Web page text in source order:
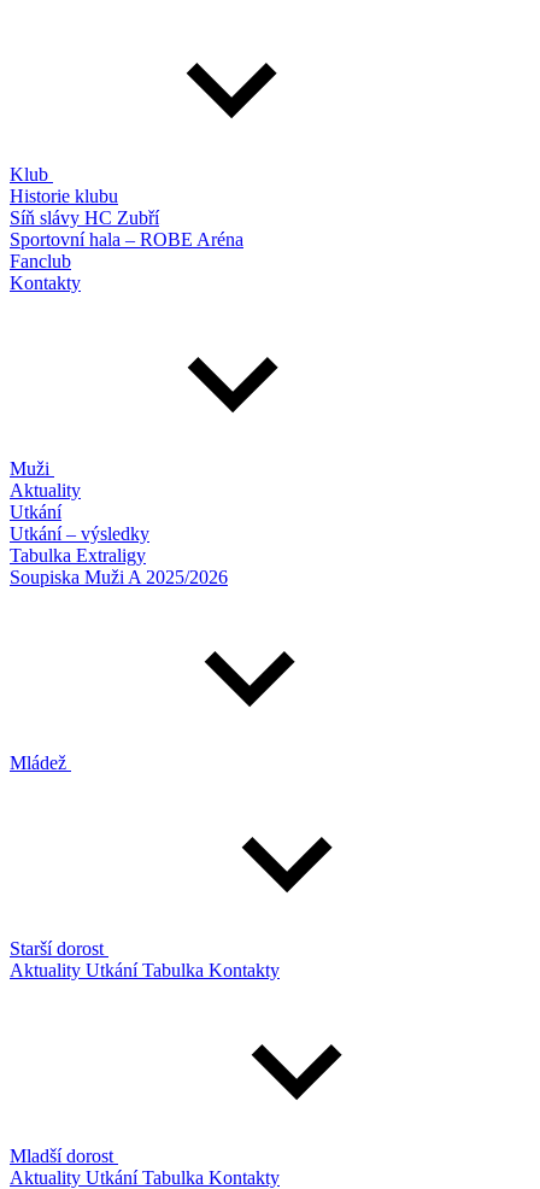
Klub
Historie klubu
Síň slávy HC Zubří
Sportovní hala – ROBE Aréna
Fanclub
Kontakty
Muži
Aktuality
Utkání
Utkání – výsledky
Tabulka Extraligy
Soupiska Muži A 2025/2026
Mládež
Starší dorost
Aktuality UtkáníTabulka Kontakty
Mladší dorost
Aktuality UtkáníTabulka Kontakty